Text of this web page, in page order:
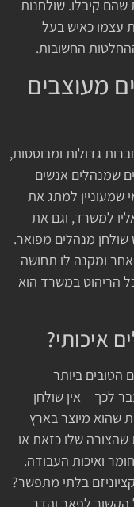
שהם קיבלו. שולחנות
עצמו כאיש בעל
החשובות.
מעוצבים
גדולות ומבוססות,
שמנהלים אנשים
שמעוניין למתג את
למשרד, וגם את
שולחן מנהלים מפואר.
ומקנה לו תחושה
הריהוט במשרד הוא
איכותי?
הטובים ביותר
לכך – אין שולחן
שהוא מיוצר בארץ
שהצורה שלו כזאת או
ואיכות העבודה.
בלתי מתפשר?
הקשור לפאר והדר,